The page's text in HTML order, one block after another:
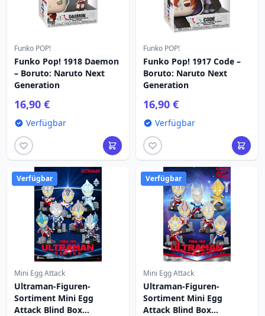
Funko POP!
Funko Pop! 1918 Daemon
– Boruto: Naruto Next
Generation
16,90 €
Verfügbar
Funko POP!
Funko Pop! 1917 Code –
Boruto: Naruto Next
Generation
16,90 €
Verfügbar
Verfügbar
Mini Egg Attack
Ultraman-Figuren-
Sortiment Mini Egg
Attack Blind Box
Verfügbar
Mini Egg Attack
Ultraman-Figuren-
Sortiment Mini Egg
Attack Blind Box